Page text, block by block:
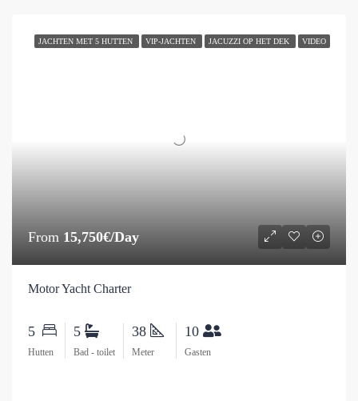
JACHTEN MET 5 HUTTEN VIP-JACHTEN JACUZZI OP HET DEK VIDEO
From 15,750€/Day
Motor Yacht Charter
5
Hutten
5
Bad - toilet
38
Meter
10
Gasten